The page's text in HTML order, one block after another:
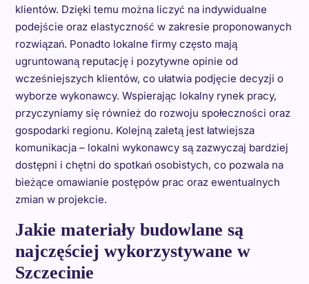
klientów. Dzięki temu można liczyć na indywidualne
podejście oraz elastyczność w zakresie proponowanych
rozwiązań. Ponadto lokalne firmy często mają
ugruntowaną reputację i pozytywne opinie od
wcześniejszych klientów, co ułatwia podjęcie decyzji o
wyborze wykonawcy. Wspierając lokalny rynek pracy,
przyczyniamy się również do rozwoju społeczności oraz
gospodarki regionu. Kolejną zaletą jest łatwiejsza
komunikacja – lokalni wykonawcy są zazwyczaj bardziej
dostępni i chętni do spotkań osobistych, co pozwala na
bieżące omawianie postępów prac oraz ewentualnych
zmian w projekcie.
Jakie materiały budowlane są
najczęściej wykorzystywane w
Szczecinie